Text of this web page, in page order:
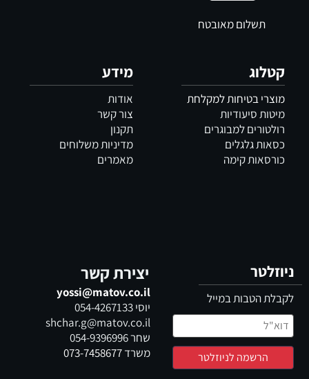
תשלום מאובטח
קטלוג
מוצרי בטיחות למקלחת
מיטות סיעודיות
רולטורים למבוגרים
כסאות גלגלים
כורסאות קימה
מידע
אודות
צור קשר
תקנון
מדיניות משלוחים
מאמרים
ניוזלטר
לקבלת הטבות במייל
יצירת קשר
yossi@matov.co.il
יוסי054-4267133
shchar.g@matov.co.il
שחר054-9396996
משרד073-7458677